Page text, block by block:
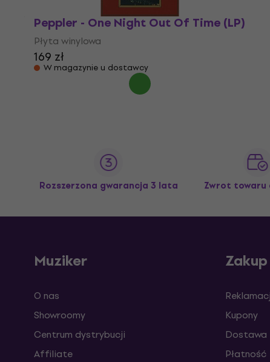
Peppler - One Night Out Of Time (LP)
Płyta winylowa
169 zł
W magazynie u dostawcy
Rozszerzona gwarancja 3 lata Zwrot towaru
Muziker
O nas
Showroomy
Centrum dystrybucji
Affiliate
Zakup
Kupony
Dostawa
Płatność